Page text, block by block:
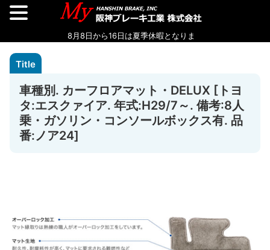
車種別. カーフロアマット・DELUX [トヨ
タ:エスクァイア. 年式:H29/7～. 備考:8人
乗・ガソリン・コンソールボックス有. 品
番:ノア24]